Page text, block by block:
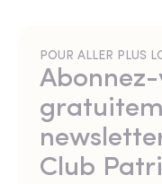
POUR ALLER PLUS
Club